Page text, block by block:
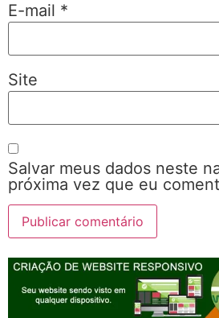
E-mail *
Site
Salvar meus dados neste
próxima vez que eu